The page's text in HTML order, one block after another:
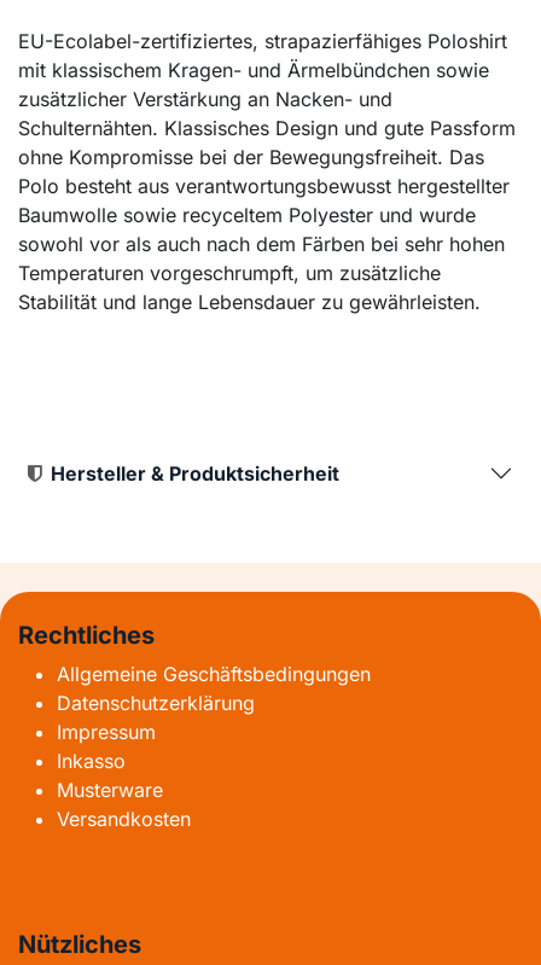
EU-Ecolabel-zertifiziertes, strapazierfähiges Poloshirt
mit klassischem Kragen- und Ärmelbündchen sowie
zusätzlicher Verstärkung an Nacken- und
Schulternähten. Klassisches Design und gute Passform
ohne Kompromisse bei der Bewegungsfreiheit. Das
Polo besteht aus verantwortungsbewusst hergestellter
Baumwolle sowie recyceltem Polyester und wurde
sowohl vor als auch nach dem Färben bei sehr hohen
Temperaturen vorgeschrumpft, um zusätzliche
Stabilität und lange Lebensdauer zu gewährleisten.
Hersteller & Produktsicherheit
Rechtliches
Allgemeine Geschäftsbedingungen
Datenschutzerklärung
Impressum
Inkasso
Musterware
Versandkosten
Nützliches